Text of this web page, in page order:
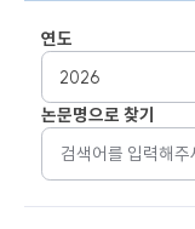
연도
논문명으로 찾기